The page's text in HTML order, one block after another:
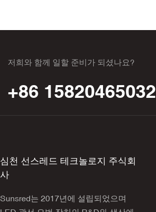
저희와 함께 일할 준비가 되셨나요?
+86 15820465032
심천 선스레드 테크놀로지 주식회
사
Sunsred는 2017년에 설립되었으며